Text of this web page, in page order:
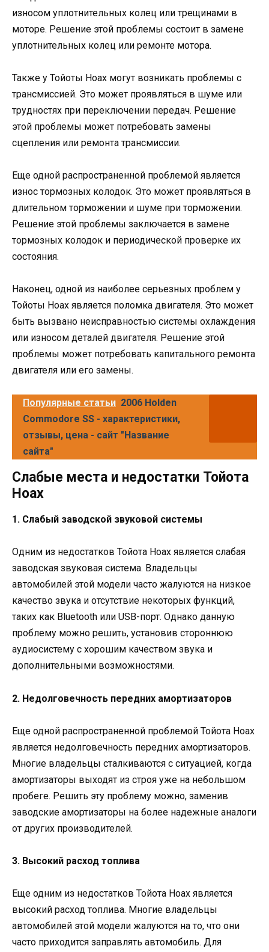
износом уплотнительных колец или трещинами в
моторе. Решение этой проблемы состоит в замене
уплотнительных колец или ремонте мотора.
Также у Тойоты Ноах могут возникать проблемы с
трансмиссией. Это может проявляться в шуме или
трудностях при переключении передач. Решение
этой проблемы может потребовать замены
сцепления или ремонта трансмиссии.
Еще одной распространенной проблемой является
износ тормозных колодок. Это может проявляться в
длительном торможении и шуме при торможении.
Решение этой проблемы заключается в замене
тормозных колодок и периодической проверке их
состояния.
Наконец, одной из наиболее серьезных проблем у
Тойоты Ноах является поломка двигателя. Это может
быть вызвано неисправностью системы охлаждения
или износом деталей двигателя. Решение этой
проблемы может потребовать капитального ремонта
двигателя или его замены.
Популярные статьи 2006 Holden
Commodore SS - характеристики,
отзывы, цена - сайт "Название
сайта"
Слабые места и недостатки Тойота
Ноах
1. Слабый заводской звуковой системы
Одним из недостатков Тойота Ноах является слабая
заводская звуковая система. Владельцы
автомобилей этой модели часто жалуются на низкое
качество звука и отсутствие некоторых функций,
таких как Bluetooth или USB-порт. Однако данную
проблему можно решить, установив стороннюю
аудиосистему с хорошим качеством звука и
дополнительными возможностями.
2. Недолговечность передних амортизаторов
Еще одной распространенной проблемой Тойота Ноах
является недолговечность передних амортизаторов.
Многие владельцы сталкиваются с ситуацией, когда
амортизаторы выходят из строя уже на небольшом
пробеге. Решить эту проблему можно, заменив
заводские амортизаторы на более надежные аналоги
от других производителей.
3. Высокий расход топлива
Еще одним из недостатков Тойота Ноах является
высокий расход топлива. Многие владельцы
автомобилей этой модели жалуются на то, что они
часто приходится заправлять автомобиль. Для